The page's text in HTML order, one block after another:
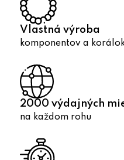
Vlastná výroba
komponentov a
2000 výdajných
na každom rohu